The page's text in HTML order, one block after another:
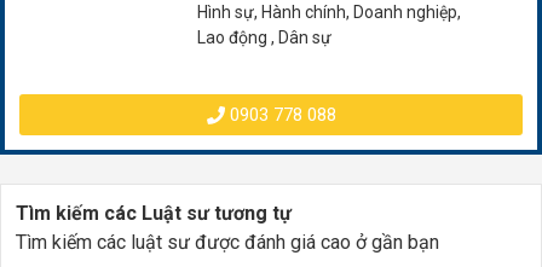
Hình sự, Hành chính, Doanh nghiệp,
Lao động , Dân sự
0903 778 088
Tìm kiếm các Luật sư tương tự
Tìm kiếm các luật sư được đánh giá cao ở gần bạn